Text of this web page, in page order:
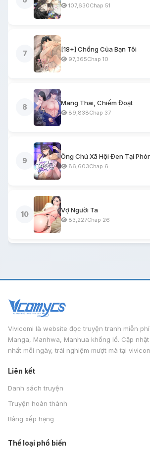
107,630Chap 51
7
[18+] Chồng Của Bạn Tôi
97,365Chap 10
8
Mang Thai, Chiếm Đoạt
89,838Chap 37
9
Ông Chú Xã Hội Đen Tại
86,603Chap 6
10
Vợ Người Ta
83,227Chap 26
Vivicomi là website đọc truyện tranh miễn
Manga, Manhwa, Manhua khổng lồ. Cập
nhất mỗi ngày, trải nghiệm mượt mà tại
Liên kết
Danh sách truyện
Truyện hoàn thành
Bảng xếp hạng
Thể loại phổ biến